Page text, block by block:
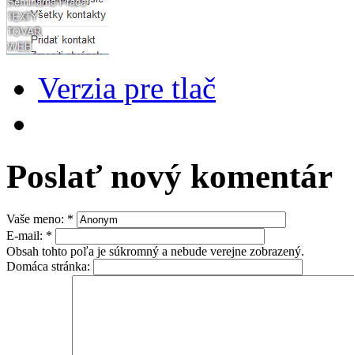
Verzia pre tlač
Poslať nový komentár
Vaše meno: *
E-mail: *
Obsah tohto poľa je súkromný a nebude verejne zobrazený.
Domáca stránka: